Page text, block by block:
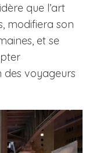
que l’art
modifiera son
et se
voyageurs